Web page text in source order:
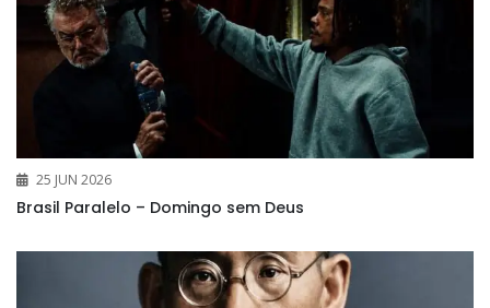
25 JUN 2026
Brasil Paralelo – Domingo sem Deus